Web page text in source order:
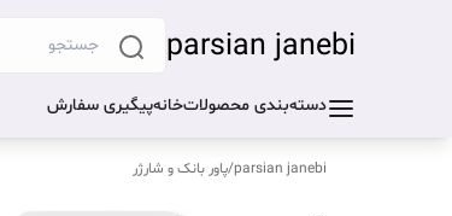
parsian janebi
دسته‌بندی محصولاتخانهپیگیری سفارش
parsian janebi
/پاور بانک و شارژر